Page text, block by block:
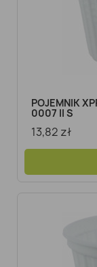
POJEMNIK
0007 II S
13,82 zł